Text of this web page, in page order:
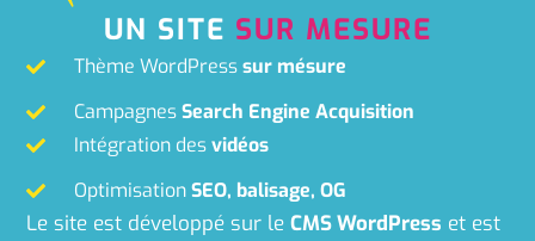
UN SITE SUR MESURE
Thème WordPresssur mésure
CampagnesSearch Engine Acquisition
Intégration desvidéos
OptimisationSEO, balisage, OG
Le site est développé sur leCMS WordPress et est